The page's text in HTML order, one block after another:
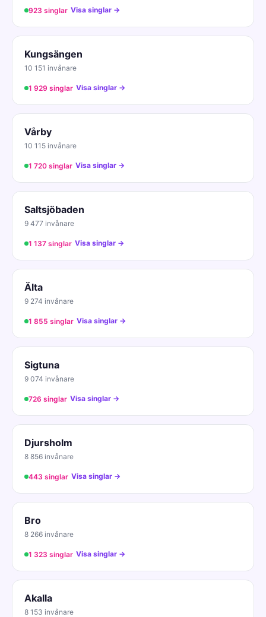
923 singlar Visa singlar →
Kungsängen
10 151 invånare
1 929 singlar Visa singlar →
Vårby
10 115 invånare
1 720 singlar Visa singlar →
Saltsjöbaden
9 477 invånare
1 137 singlar Visa singlar →
Älta
9 274 invånare
1 855 singlar Visa singlar →
Sigtuna
9 074 invånare
726 singlar Visa singlar →
Djursholm
8 856 invånare
443 singlar Visa singlar →
Bro
8 266 invånare
1 323 singlar Visa singlar →
Akalla
8 153 invånare